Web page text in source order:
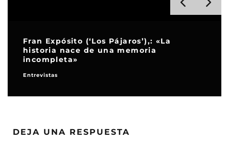
Fran Expósito (‘Los Pájaros’),: «La
historia nace de una memoria
incompleta»
Entrevistas
DEJA UNA RESPUESTA